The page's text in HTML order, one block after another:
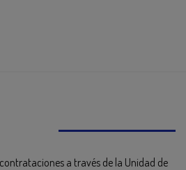
a través de la Unidad de